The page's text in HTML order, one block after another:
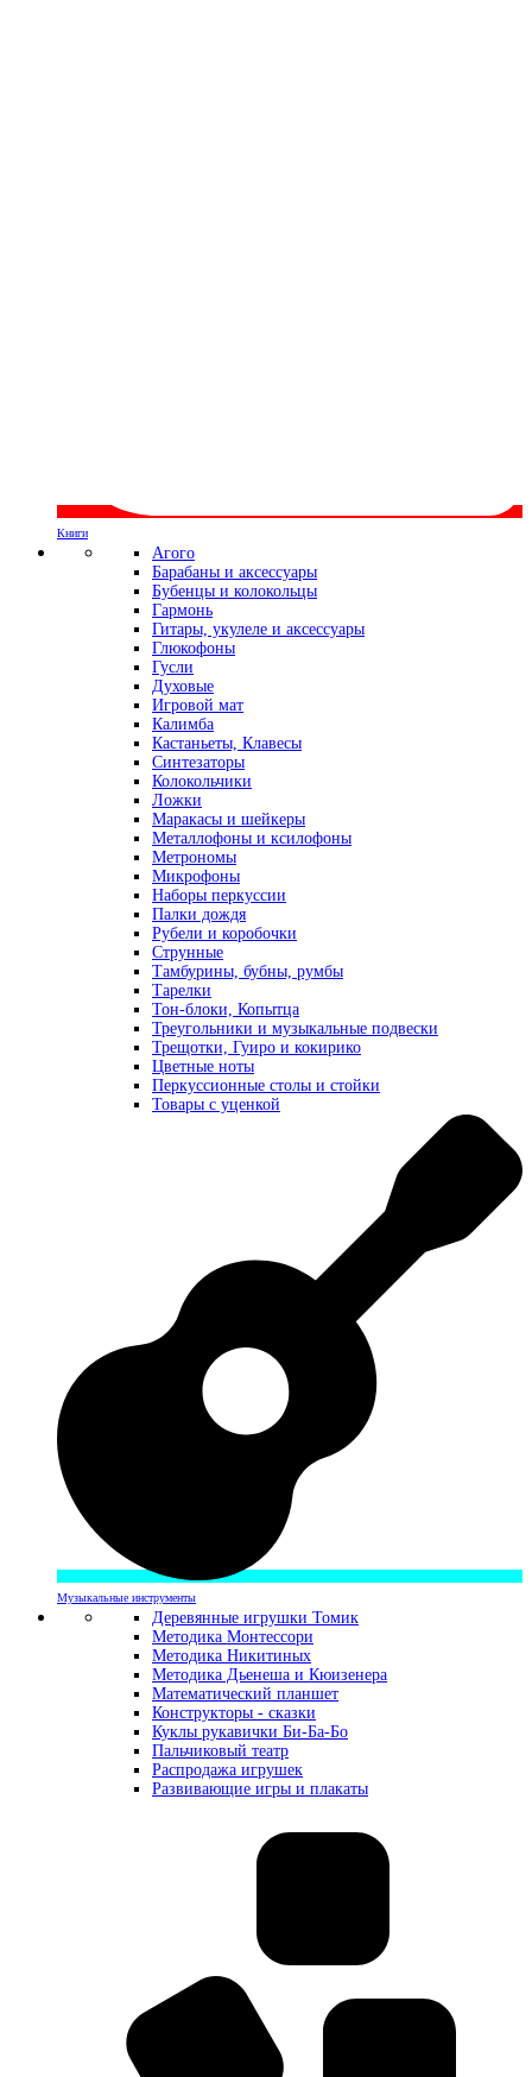
Книги
Агого
Барабаны и аксессуары
Бубенцы и колокольцы
Гармонь
Гитары, укулеле и аксессуары
Глюкофоны
Гусли
Духовые
Игровой мат
Калимба
Кастаньеты, Клавесы
Синтезаторы
Колокольчики
Ложки
Маракасы и шейкеры
Металлофоны и ксилофоны
Метрономы
Микрофоны
Наборы перкуссии
Палки дождя
Рубели и коробочки
Струнные
Тамбурины, бубны, румбы
Тарелки
Тон-блоки, Копытца
Треугольники и музыкальные подвески
Трещотки, Гуиро и кокирико
Цветные ноты
Перкуссионные столы и стойки
Товары с уценкой
Музыкальные инструменты
Деревянные игрушки Томик
Методика Монтессори
Методика Никитиных
Методика Дьенеша и Кюизенера
Математический планшет
Конструкторы - сказки
Куклы рукавички Би-Ба-Бо
Пальчиковый театр
Распродажа игрушек
Развивающие игры и плакаты